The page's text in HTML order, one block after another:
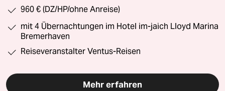
960 € (DZ/HP/ohne Anreise)
mit 4 Übernachtungen im Hotel im-jaich Lloyd Marina
Bremerhaven
Reiseveranstalter Ventus-Reisen
Mehr erfahren